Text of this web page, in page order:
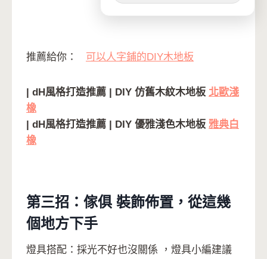
推薦給你： 可以人字鋪的DIY木地板
| dH風格打造推薦 | DIY 仿舊木紋木地板 北歐淺
橡
| dH風格打造推薦 | DIY 優雅淺色木地板 雅典白
橡
第三招：傢俱 裝飾佈置，從這幾
個地方下手
燈具搭配：採光不好也沒關係 ，燈具小編建議